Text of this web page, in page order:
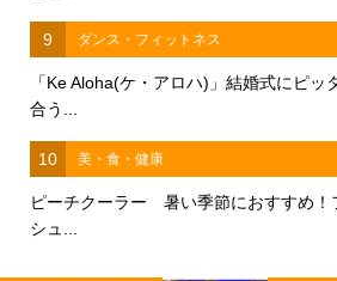
9 ダンス・フィットネス
「Ke Aloha(ケ・アロハ)」結婚式にピッ
合う...
10 美・食・健康
ピーチクーラー 暑い季節におすすめ！
シュ...